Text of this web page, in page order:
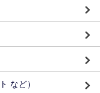
など）